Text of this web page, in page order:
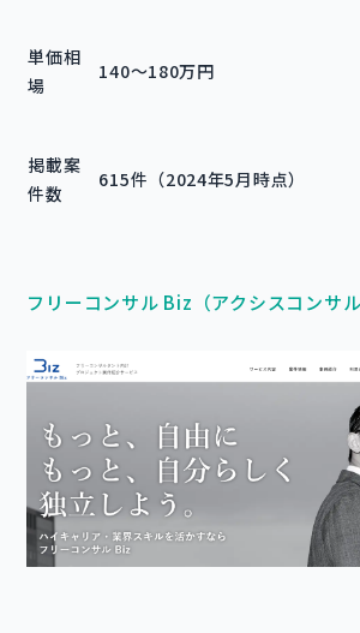
単価相
場
140～180万円
掲載案
件数
615件（2024年5月時点）
フリーコンサル Biz（アクシスコンサル